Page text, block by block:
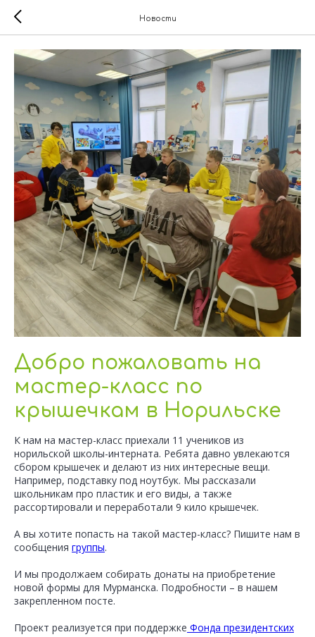
Новости
Добро пожаловать на
мастер-класс по
крышечкам в Норильске
К нам на мастер-класс приехали 11 учеников из
норильской школы-интерната. Ребята давно увлекаются
сбором крышечек и делают из них интересные вещи.
Например, подставку под ноутбук. Мы рассказали
школьникам про пластик и его виды, а также
рассортировали и переработали 9 кило крышечек.
А вы хотите попасть на такой мастер-класс? Пишите нам в
сообщения группы.
И мы продолжаем собирать донаты на приобретение
новой формы для Мурманска. Подробности – в нашем
закрепленном посте.
Проект реализуется при поддержке Фонда президентских